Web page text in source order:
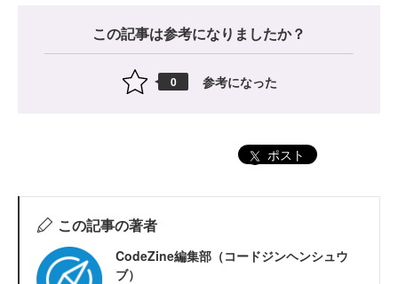
この記事は参考になりましたか？
0 参考になった
ポスト
この記事の著者
CodeZine編集部（コードジンヘンシュウ
ブ）